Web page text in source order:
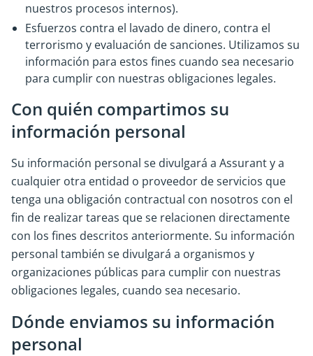
nuestros procesos internos).
Esfuerzos contra el lavado de dinero, contra el
terrorismo y evaluación de sanciones. Utilizamos su
información para estos fines cuando sea necesario
para cumplir con nuestras obligaciones legales.
Con quién compartimos su
información personal
Su información personal se divulgará a Assurant y a
cualquier otra entidad o proveedor de servicios que
tenga una obligación contractual con nosotros con el
fin de realizar tareas que se relacionen directamente
con los fines descritos anteriormente. Su información
personal también se divulgará a organismos y
organizaciones públicas para cumplir con nuestras
obligaciones legales, cuando sea necesario.
Dónde enviamos su información
personal